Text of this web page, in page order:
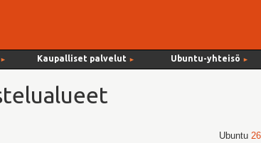
► Kaupalliset palvelut ► Ubuntu-yhteisö ►
Ubuntu